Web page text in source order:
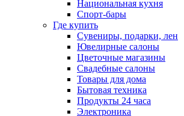
Национальная кухня
Спорт-бары
Где купить
Сувениры, подарки, лен
Ювелирные салоны
Цветочные магазины
Свадебные салоны
Товары для дома
Бытовая техника
Продукты 24 часа
Электроника